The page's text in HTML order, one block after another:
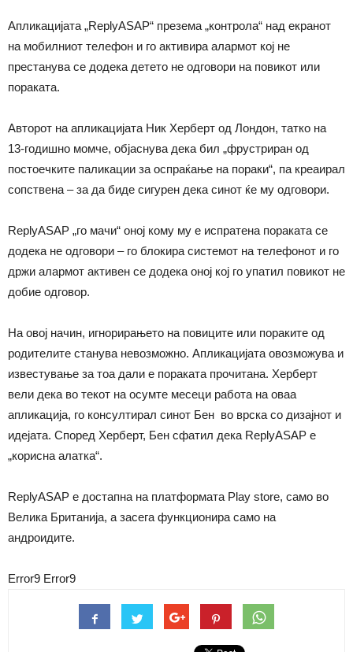
Апликацијата „ReplyASAP“ презема „контрола“ над екранот
на мобилниот телефон и го активира алармот кој не
престанува се додека детето не одговори на повикот или
пораката.
Авторот на апликацијата Ник Херберт од Лондон, татко на
13-годишно момче, објаснува дека бил „фрустриран од
постоечките паликации за оспраќање на пораки“, па креаирал
сопствена – за да биде сигурен дека синот ќе му одговори.
ReplyASAP „го мачи“ оној кому му е испратена пораката се
додека не одговори – го блокира системот на телефонот и го
држи алармот активен се додека оној кој го упатил повикот не
добие одговор.
На овој начин, игнорирањето на повиците или пораките од
родителите станува невозможно. Апликацијата овозможува и
известување за тоа дали е пораката прочитана. Херберт
вели дека во текот на осумте месеци работа на оваа
апликација, го консултирал синот Бен во врска со дизајнот и
идејата. Според Херберт, Бен сфатил дека ReplyASAP е
„корисна алатка“.
ReplyASAP e достапна на платформата Play store, само во
Велика Британија, а засега функционира само на
андроидите.
Error9 Error9